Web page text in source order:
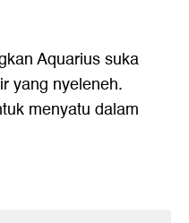
Aquarius suka
yang nyeleneh.
menyatu dalam